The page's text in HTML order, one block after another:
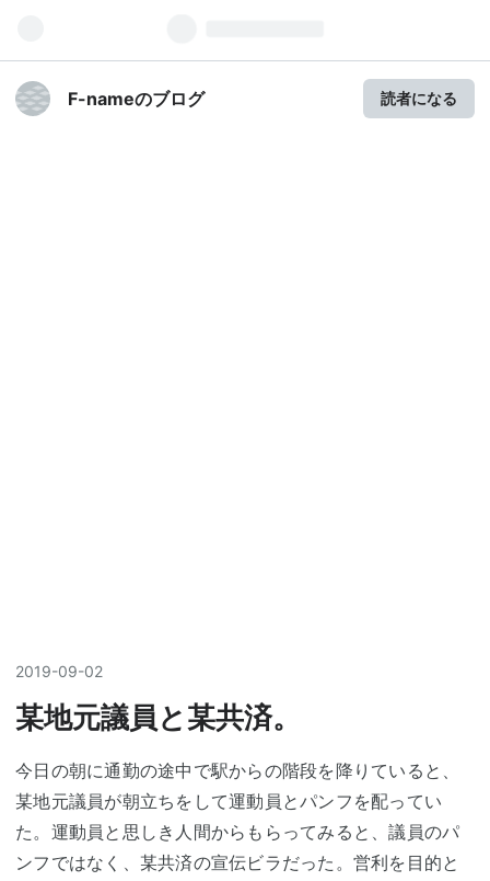
F-nameのブログ 読者になる
2019-09-02
某地元議員と某共済。
今日の朝に通勤の途中で駅からの階段を降りていると、
某地元議員が朝立ちをして運動員とパンフを配ってい
た。運動員と思しき人間からもらってみると、議員のパ
ンフではなく、某共済の宣伝ビラだった。営利を目的と